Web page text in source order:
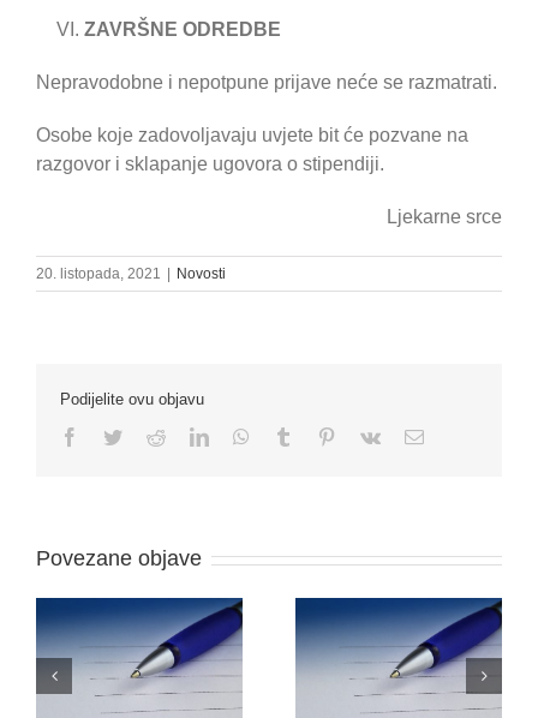
ZAVRŠNE ODREDBE
Nepravodobne i nepotpune prijave neće se razmatrati.
Osobe koje zadovoljavaju uvjete bit će pozvane na
razgovor i sklapanje ugovora o stipendiji.
Ljekarne srce
20. listopada, 2021 Novosti
Podijelite ovu objavu
Facebook
TwitterRedditLinkedInWhatsApp
Tumblr Pinterest
Vk Email:
Povezane objave
ODLUKU O PRIJAMU
–
NATJEČAJ ZA
RADNO MJESTO –